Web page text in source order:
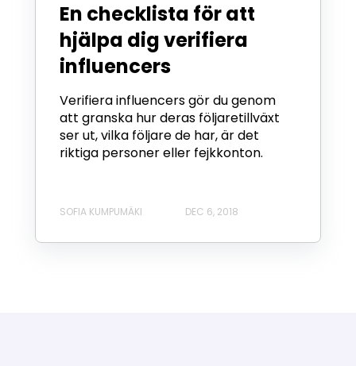
En checklista för att
hjälpa dig verifiera
influencers
Verifiera influencers gör du genom
att granska hur deras följaretillväxt
ser ut, vilka följare de har, är det
riktiga personer eller fejkkonton.
SOFIA KUMPUMÄKI DEC 6, 2018